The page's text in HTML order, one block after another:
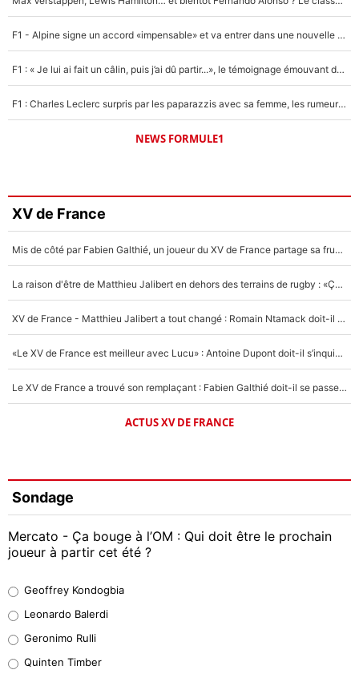
F1 - Alpine signe un accord «impensable» et va entrer dans une nouvelle dimension : Grande nouvelle pour Pierre Gasly !
F1 : « Je lui ai fait un câlin, puis j’ai dû partir...», le témoignage émouvant de Max Verstappen sur sa fille
F1 : Charles Leclerc surpris par les paparazzis avec sa femme, les rumeurs étaient vraies !
NEWS FORMULE1
XV de France
Mis de côté par Fabien Galthié, un joueur du XV de France partage sa frustration : «ils ne me l’ont pas dit tout de suite»
La raison d'être de Matthieu Jalibert en dehors des terrains de rugby : «Ça m'atteint autant que si tu touches à un membre de ma famille»
XV de France - Matthieu Jalibert a tout changé : Romain Ntamack doit-il s’inquiéter pour sa place à un an de la Coupe du monde ?
«Le XV de France est meilleur avec Lucu» : Antoine Dupont doit-il s’inquiéter pour sa place ?
Le XV de France a trouvé son remplaçant : Fabien Galthié doit-il se passer d'Antoine Dupont ?
ACTUS XV DE FRANCE
Sondage
Mercato - Ça bouge à l’OM : Qui doit être le prochain
joueur à partir cet été ?
38%
32%
Geoffrey Kondogbia
Leonardo Balerdi
Geronimo Rulli
Quinten Timber